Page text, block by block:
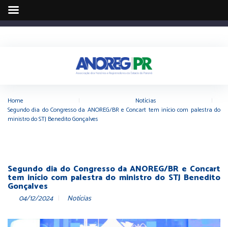
Home Notícias
Segundo dia do Congresso da ANOREG/BR e Concart tem início com palestra do
ministro do STJ Benedito Gonçalves
Segundo dia do Congresso da ANOREG/BR e Concart
tem início com palestra do ministro do STJ Benedito
Gonçalves
04/12/2024 Notícias